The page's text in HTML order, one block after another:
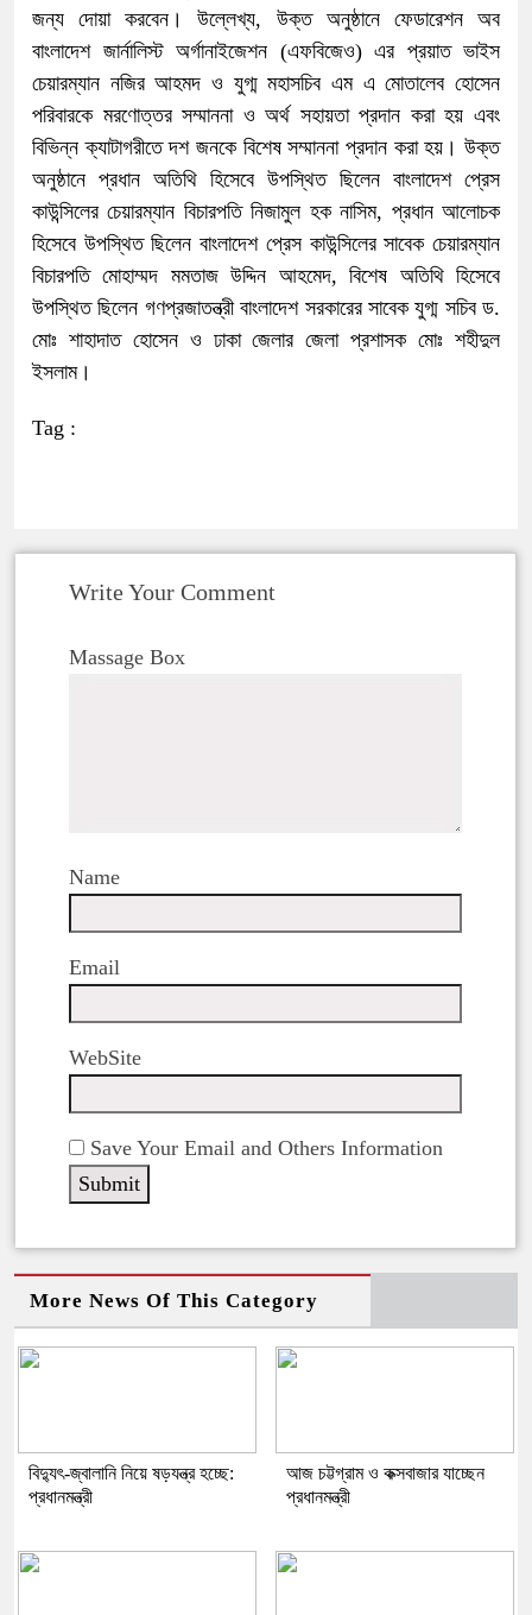
জন্য দোয়া করবেন। উল্লেখ্য, উক্ত অনুষ্ঠানে ফেডারেশন অব
বাংলাদেশ জার্নালিস্ট অর্গানাইজেশন (এফবিজেও) এর প্রয়াত ভাইস
চেয়ারম্যান নজির আহমদ ও যুগ্ম মহাসচিব এম এ মোতালেব হোসেন
পরিবারকে মরণোত্তর সম্মাননা ও অর্থ সহায়তা প্রদান করা হয় এবং
বিভিন্ন ক্যাটাগরীতে দশ জনকে বিশেষ সম্মাননা প্রদান করা হয়। উক্ত
অনুষ্ঠানে প্রধান অতিথি হিসেবে উপস্থিত ছিলেন বাংলাদেশ প্রেস
কাউন্সিলের চেয়ারম্যান বিচারপতি নিজামুল হক নাসিম, প্রধান আলোচক
হিসেবে উপস্থিত ছিলেন বাংলাদেশ প্রেস কাউন্সিলের সাবেক চেয়ারম্যান
বিচারপতি মোহাম্মদ মমতাজ উদ্দিন আহমেদ, বিশেষ অতিথি হিসেবে
উপস্থিত ছিলেন গণপ্রজাতন্ত্রী বাংলাদেশ সরকারের সাবেক যুগ্ম সচিব ড.
মোঃ শাহাদাত হোসেন ও ঢাকা জেলার জেলা প্রশাসক মোঃ শহীদুল
ইসলাম।
Tag :
Write Your Comment
Massage Box
Name
Email
WebSite
Save Your Email and Others Information
More News Of This Category
বিদ্যুৎ-জ্বালানি নিয়ে ষড়যন্ত্র হচ্ছে:
প্রধানমন্ত্রী
আজ চট্টগ্রাম ও কক্সবাজার যাচ্ছেন
প্রধানমন্ত্রী